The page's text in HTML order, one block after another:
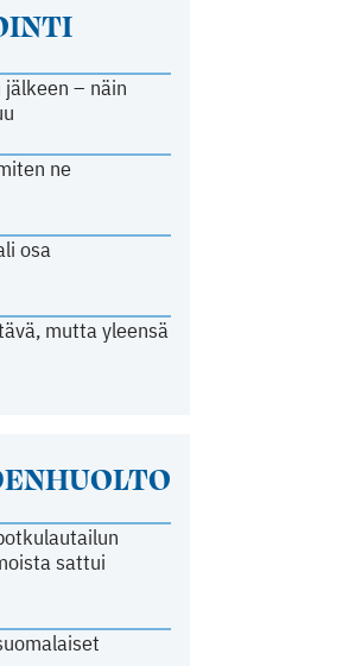
– näin
ne
osa
mutta yleensä
sattui